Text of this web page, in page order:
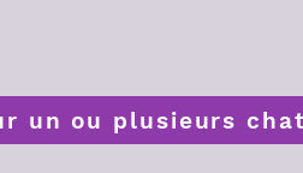
un ou plusieurs